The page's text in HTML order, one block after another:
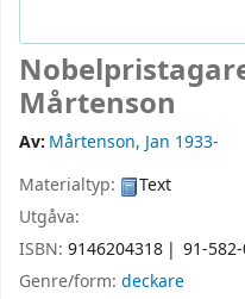
Mårtenson
Av: Mårtenson, Jan 1933-
Materialtyp:
Text
Utgåva:
ISBN: 9146204318
91-
Genre/form: deckare